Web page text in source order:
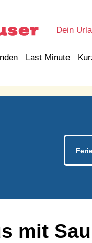
Dein
Last Minute
mit